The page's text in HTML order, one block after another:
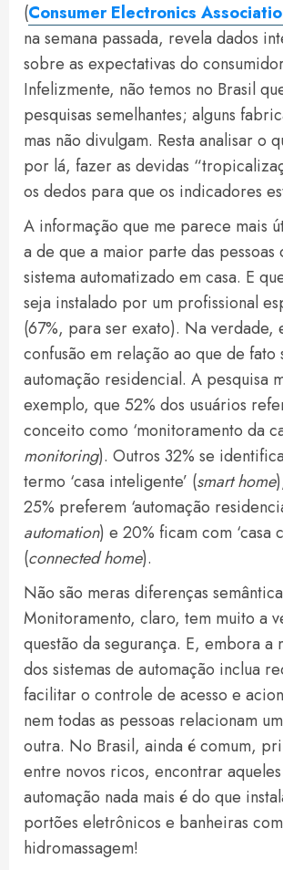
(Consumer Electronics
na semana passada, revela dados
sobre as expectativas do
Infelizmente, não temos no Brasil
pesquisas semelhantes; alguns
mas não divulgam. Resta analisar o
por lá, fazer as devidas
os dedos para que os indicadores
A informação que me parece mais
a de que a maior parte das pessoas
sistema automatizado em casa. E
seja instalado por um profissional
(67%, para ser exato). Na verdade,
confusão em relação ao que de fato
automação residencial. A pesquisa
exemplo, que 52% dos usuários
conceito como ‘monitoramento da
monitoring). Outros 32% se
termo ‘casa inteligente’ (smart home
25% preferem ‘automação
automation) e 20% ficam com ‘casa
(connected home).
Não são meras diferenças
Monitoramento, claro, tem muito a
questão da segurança. E, embora a
dos sistemas de automação inclua
facilitar o controle de acesso e
nem todas as pessoas relacionam
outra. No Brasil, ainda é comum,
entre novos ricos, encontrar
automação nada mais é do que
portões eletrônicos e banheiras com
hidromassagem!